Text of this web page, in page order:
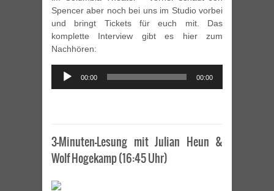
Spencer aber noch bei uns im Studio vorbei
und bringt Tickets für euch mit. Das
komplette Interview gibt es hier zum
Nachhören:
Audio
Player
00:00 00:00
3-Minuten-Lesung mit Julian Heun &
Wolf Hogekamp (16:45 Uhr)